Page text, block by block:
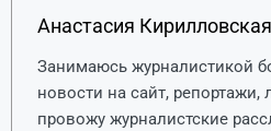
Анастасия Кирилловская
Занимаюсь журналистикой
новости на сайт, репортажи,
провожу журналистские